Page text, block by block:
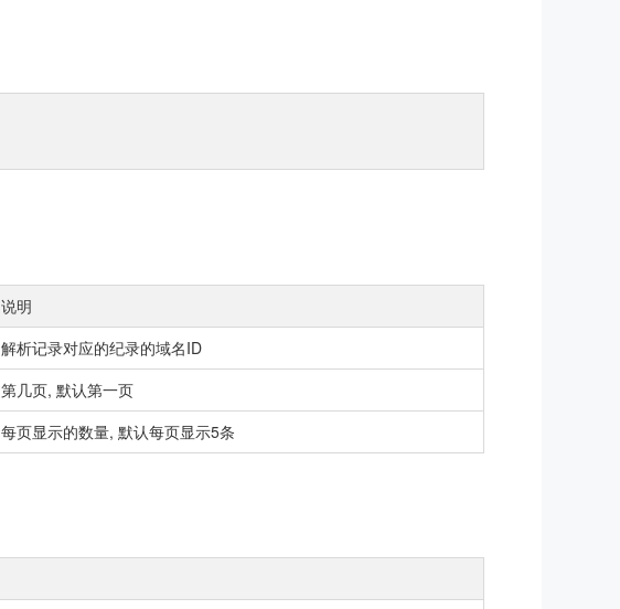
说明
解析记录对应的纪录的域名ID
第几页, 默认第一页
每页显示的数量, 默认每页显示5条